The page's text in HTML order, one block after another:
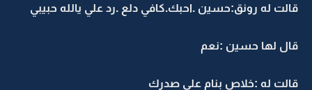
قالت له رونق:حسين .احبك.كافي دلع .رد علي يالله حبيبي
قال لها حسين :نعم
قالت له :خلاص بنام على صدرك